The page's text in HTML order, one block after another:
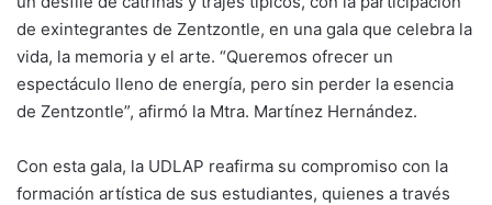
de exintegrantes de Zentzontle, en una gala que celebra la
vida, la memoria y el arte. “Queremos ofrecer un
espectáculo lleno de energía, pero sin perder la esencia
de Zentzontle”, afirmó la Mtra. Martínez Hernández.
Con esta gala, la UDLAP reafirma su compromiso con la
formación artística de sus estudiantes, quienes a través